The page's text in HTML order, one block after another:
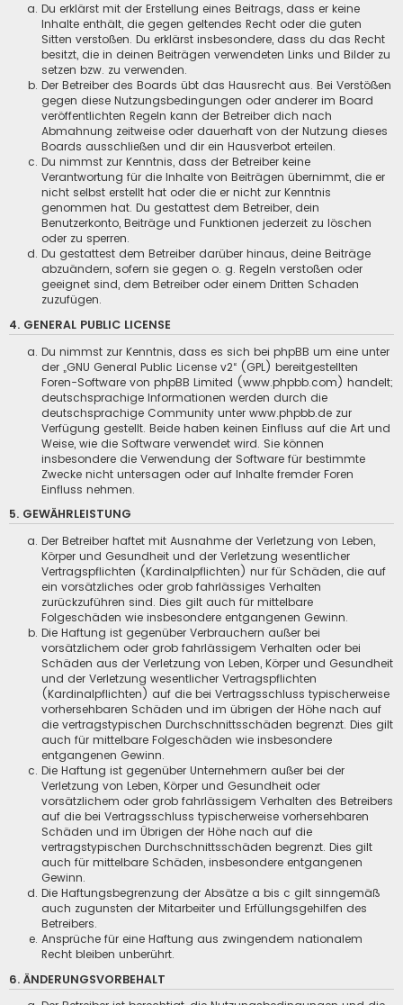
Du erklärst mit der Erstellung eines Beitrags, dass er keine
Inhalte enthält, die gegen geltendes Recht oder die guten
Sitten verstoßen. Du erklärst insbesondere, dass du das Recht
besitzt, die in deinen Beiträgen verwendeten Links und Bilder zu
setzen bzw. zu verwenden.
Der Betreiber des Boards übt das Hausrecht aus. Bei Verstößen
gegen diese Nutzungsbedingungen oder anderer im Board
veröffentlichten Regeln kann der Betreiber dich nach
Abmahnung zeitweise oder dauerhaft von der Nutzung dieses
Boards ausschließen und dir ein Hausverbot erteilen.
Du nimmst zur Kenntnis, dass der Betreiber keine
Verantwortung für die Inhalte von Beiträgen übernimmt, die er
nicht selbst erstellt hat oder die er nicht zur Kenntnis
genommen hat. Du gestattest dem Betreiber, dein
Benutzerkonto, Beiträge und Funktionen jederzeit zu löschen
oder zu sperren.
Du gestattest dem Betreiber darüber hinaus, deine Beiträge
abzuändern, sofern sie gegen o. g. Regeln verstoßen oder
geeignet sind, dem Betreiber oder einem Dritten Schaden
zuzufügen.
4. GENERAL PUBLIC LICENSE
Du nimmst zur Kenntnis, dass es sich bei phpBB um eine unter
der „GNU General Public License v2“ (GPL) bereitgestellten
Foren-Software von phpBB Limited (www.phpbb.com) handelt;
deutschsprachige Informationen werden durch die
deutschsprachige Community unter www.phpbb.de zur
Verfügung gestellt. Beide haben keinen Einfluss auf die Art und
Weise, wie die Software verwendet wird. Sie können
insbesondere die Verwendung der Software für bestimmte
Zwecke nicht untersagen oder auf Inhalte fremder Foren
Einfluss nehmen.
5. GEWÄHRLEISTUNG
Der Betreiber haftet mit Ausnahme der Verletzung von Leben,
Körper und Gesundheit und der Verletzung wesentlicher
Vertragspflichten (Kardinalpflichten) nur für Schäden, die auf
ein vorsätzliches oder grob fahrlässiges Verhalten
zurückzuführen sind. Dies gilt auch für mittelbare
Folgeschäden wie insbesondere entgangenen Gewinn.
Die Haftung ist gegenüber Verbrauchern außer bei
vorsätzlichem oder grob fahrlässigem Verhalten oder bei
Schäden aus der Verletzung von Leben, Körper und Gesundheit
und der Verletzung wesentlicher Vertragspflichten
(Kardinalpflichten) auf die bei Vertragsschluss typischerweise
vorhersehbaren Schäden und im übrigen der Höhe nach auf
die vertragstypischen Durchschnittsschäden begrenzt. Dies gilt
auch für mittelbare Folgeschäden wie insbesondere
entgangenen Gewinn.
Die Haftung ist gegenüber Unternehmern außer bei der
Verletzung von Leben, Körper und Gesundheit oder
vorsätzlichem oder grob fahrlässigem Verhalten des Betreibers
auf die bei Vertragsschluss typischerweise vorhersehbaren
Schäden und im Übrigen der Höhe nach auf die
vertragstypischen Durchschnittsschäden begrenzt. Dies gilt
auch für mittelbare Schäden, insbesondere entgangenen
Gewinn.
Die Haftungsbegrenzung der Absätze a bis c gilt sinngemäß
auch zugunsten der Mitarbeiter und Erfüllungsgehilfen des
Betreibers.
Ansprüche für eine Haftung aus zwingendem nationalem
Recht bleiben unberührt.
6. ÄNDERUNGSVORBEHALT